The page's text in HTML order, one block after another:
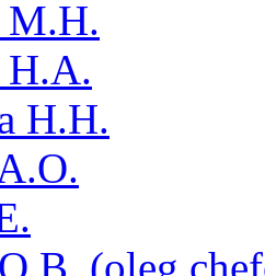
М.Н.
Н.А.
Н.Н.